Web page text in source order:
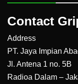
Contact
Address
PT. Jaya Impian
Jl. Antena 1 no. 5B
Radioa Dalam –